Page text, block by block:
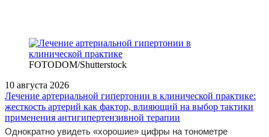
FOTODOM/Shutterstock
10 августа 2026
Лечение артериальной гипертонии в клинической практике:
жесткость артерий как фактор, влияющий на выбор тактики
применения антигипертензивной терапии
Однократно увидеть «хорошие» цифры на тонометре